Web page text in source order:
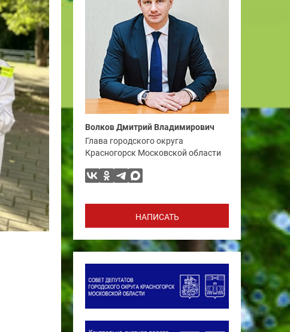
Волков Дмитрий Владимирович
Глава городского округа
Красногорск Московской области
НАПИСАТЬ